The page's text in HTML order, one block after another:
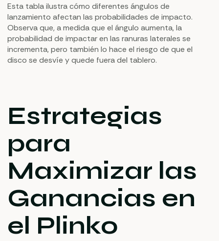
Esta tabla ilustra cómo diferentes ángulos de
lanzamiento afectan las probabilidades de impacto.
Observa que, a medida que el ángulo aumenta, la
probabilidad de impactar en las ranuras laterales se
incrementa, pero también lo hace el riesgo de que el
disco se desvíe y quede fuera del tablero.
Estrategias
para
Maximizar las
Ganancias en
el Plinko